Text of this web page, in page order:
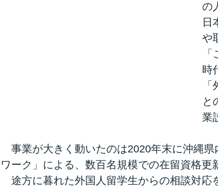
の
日
や
時
と
業
事業が大きく動いたのは2020年末に沖縄
ワーク」による、数百名規模での在留資格更
途方に暮れた外国人留学生からの相談対応